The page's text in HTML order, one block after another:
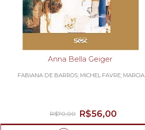
Anna Bella Geiger
FABIANA DE BARROS; MICHEL FAVRE; MARCIA
R$56,00
R$70,00